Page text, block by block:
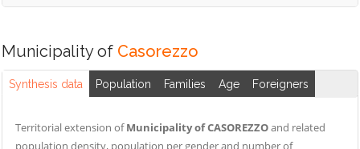
Casorezzo
Cassano d'Adda
Pecchi
Motta Visconti
Nosate
Ticino
Segrate
Senago
Giovanni
Municipality of Casorezzo
Synthesis data Population Families Age Foreigners
Territorial extension ofMunicipality of CASOREZZOand related
population density, population per gender and number of